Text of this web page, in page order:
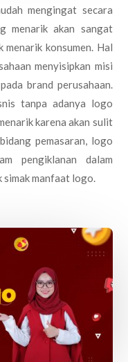
mengingat secara
menarik akan sangat
menarik konsumen. Hal
menyisipkan misi
brand perusahaan.
tanpa adanya logo
karena akan sulit
pemasaran, logo
pengiklanan dalam
simak manfaat logo.